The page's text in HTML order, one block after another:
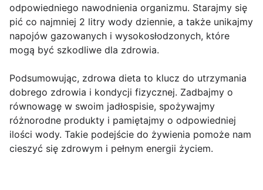
odpowiedniego nawodnienia organizmu. Starajmy się
pić co najmniej 2 litry wody dziennie, a także unikajmy
napojów gazowanych i wysokosłodzonych, które
mogą być szkodliwe dla zdrowia.
Podsumowując, zdrowa dieta to klucz do utrzymania
dobrego zdrowia i kondycji fizycznej. Zadbajmy o
równowagę w swoim jadłospisie, spożywajmy
różnorodne produkty i pamiętajmy o odpowiedniej
ilości wody. Takie podejście do żywienia pomoże nam
cieszyć się zdrowym i pełnym energii życiem.